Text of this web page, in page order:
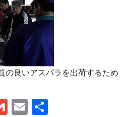
の良いアスパラを出荷するため
Gmail
Email